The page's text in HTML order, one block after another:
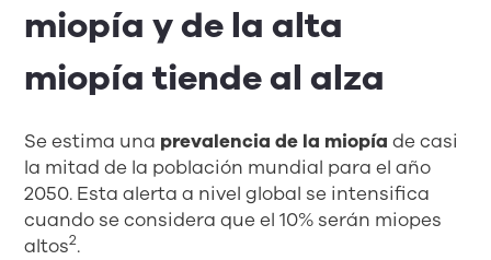
miopía y de la alta
miopía tiende al alza
Se estima una prevalencia de la miopíade casi
la mitad de la población mundial para el año
2050. Esta alerta a nivel global se intensifica
cuando se considera que el 10% serán miopes
altos2.